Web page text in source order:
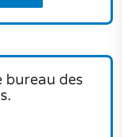
bureau des